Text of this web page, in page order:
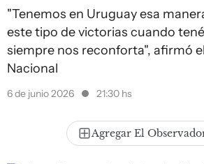
"Tenemos en Uruguay esa
este tipo de victorias cuando
siempre nos reconforta", afirmó
Nacional
6 de junio 2026 21:30 hs
Agregar El